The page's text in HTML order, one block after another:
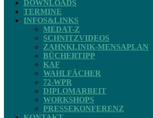
DOWNLOADS
TERMINE
INFOS&LINKS
MEDAT-Z
SCHNITZVIDEOS
ZAHNKLINIK-MENSAPLAN
BÜCHERTIPP
KAF
WAHLFÄCHER
72-WPR
DIPLOMARBEIT
WORKSHOPS
PRESSEKONFERENZ